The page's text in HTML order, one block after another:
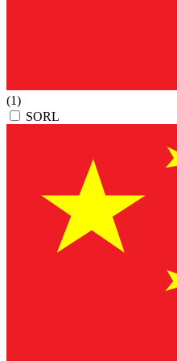
(1)
SORL